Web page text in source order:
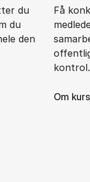
du
du
den
Få
kontrol.
Om